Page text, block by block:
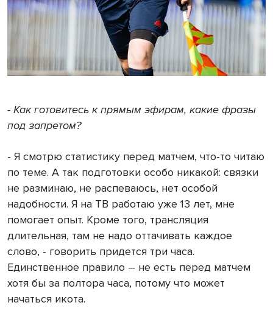
- Как готовитесь к прямым эфирам, какие фразы
под запретом?
- Я смотрю статистику перед матчем, что-то читаю
по теме. А так подготовки особо никакой: связки
не разминаю, не распеваюсь, нет особой
надобности. Я на ТВ работаю уже 13 лет, мне
помогает опыт. Кроме того, трансляция
длительная, там не надо оттачивать каждое
слово, - говорить придется три часа.
Единственное правило – не есть перед матчем
хотя бы за полтора часа, потому что может
начаться икота.